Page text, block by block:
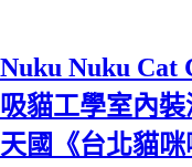
Nuku Nuku Cat
吸貓工學室內
天國《台北貓咪